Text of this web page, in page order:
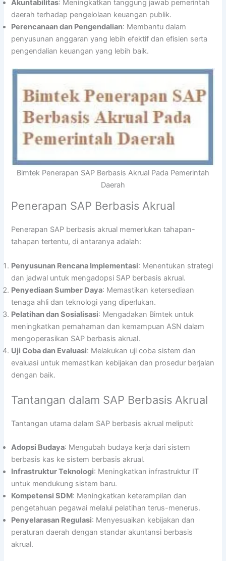
Akuntabilitas: Meningkatkan tanggung jawab pemerintah
daerah terhadap pengelolaan keuangan publik.
Perencanaan dan Pengendalian: Membantu dalam
penyusunan anggaran yang lebih efektif dan efisien serta
pengendalian keuangan yang lebih baik.
Bimtek Penerapan SAP Berbasis Akrual Pada Pemerintah
Daerah
Penerapan SAP Berbasis Akrual
Penerapan SAP berbasis akrual memerlukan tahapan-
tahapan tertentu, di antaranya adalah:
Penyusunan Rencana Implementasi: Menentukan strategi
dan jadwal untuk mengadopsi SAP berbasis akrual.
Penyediaan Sumber Daya: Memastikan ketersediaan
tenaga ahli dan teknologi yang diperlukan.
Pelatihan dan Sosialisasi: Mengadakan Bimtek untuk
meningkatkan pemahaman dan kemampuan ASN dalam
mengoperasikan SAP berbasis akrual.
Uji Coba dan Evaluasi: Melakukan uji coba sistem dan
evaluasi untuk memastikan kebijakan dan prosedur berjalan
dengan baik.
Tantangan dalam SAP Berbasis Akrual
Tantangan utama dalam SAP berbasis akrual meliputi:
Adopsi Budaya: Mengubah budaya kerja dari sistem
berbasis kas ke sistem berbasis akrual.
Infrastruktur Teknologi: Meningkatkan infrastruktur IT
untuk mendukung sistem baru.
Kompetensi SDM: Meningkatkan keterampilan dan
pengetahuan pegawai melalui pelatihan terus-menerus.
Penyelarasan Regulasi: Menyesuaikan kebijakan dan
peraturan daerah dengan standar akuntansi berbasis
akrual.